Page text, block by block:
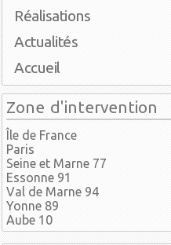
Réalisations
Actualités
Accueil
Zone d'intervention
Île de France
Paris
Seine et Marne 77
Essonne 91
Val de Marne 94
Yonne 89
Aube 10